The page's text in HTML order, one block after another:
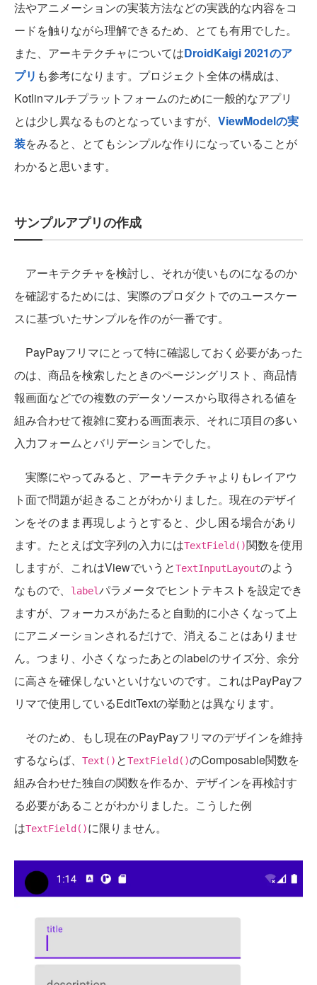
法やアニメーションの実装方法などの実践的な内容をコ
ードを触りながら理解できるため、とても有用でした。
また、アーキテクチャについてはDroidKaigi 2021のア
プリ も参考になります。プロジェクト全体の構成は、
Kotlinマルチプラットフォームのために一般的なアプリ
とは少し異なるものとなっていますが、 ViewModelの実
装をみると、とてもシンプルな作りになっていることが
わかると思います。
サンプルアプリの作成
アーキテクチャを検討し、それが使いものになるのか
を確認するためには、実際のプロダクトでのユースケー
スに基づいたサンプルを作のが一番です。
PayPayフリマにとって特に確認しておく必要があった
のは、商品を検索したときのページングリスト、商品情
報画面などでの複数のデータソースから取得される値を
組み合わせて複雑に変わる画面表示、それに項目の多い
入力フォームとバリデーションでした。
実際にやってみると、アーキテクチャよりもレイアウ
ト面で問題が起きることがわかりました。現在のデザイ
ンをそのまま再現しようとすると、少し困る場合があり
ます。たとえば文字列の入力にはTextField()関数を使用
しますが、これはViewでいうとTextInputLayoutのよう
なもので、
labelパラメータでヒントテキストを設定でき
ますが、フォーカスがあたると自動的に小さくなって上
にアニメーションされるだけで、消えることはありませ
ん。つまり、小さくなったあとのlabelのサイズ分、余分
に高さを確保しないといけないのです。これはPayPayフ
リマで使用しているEditTextの挙動とは異なります。
そのため、もし現在のPayPayフリマのデザインを維持
するならば、
Text() とTextField()のComposable関数を
組み合わせた独自の関数を作るか、デザインを再検討す
る必要があることがわかりました。こうした例
はTextField()に限りません。